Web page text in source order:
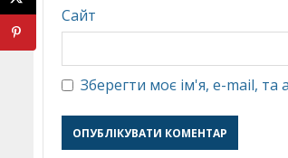
Сайт
Зберегти моє ім'я, e-mail, та